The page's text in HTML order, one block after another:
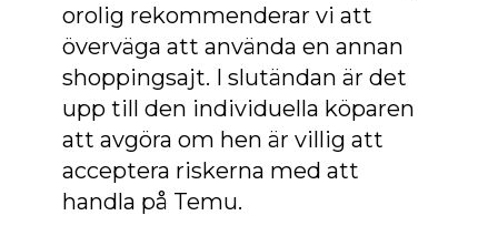
orolig rekommenderar vi att
överväga att använda en annan
shoppingsajt. I slutändan är det
upp till den individuella köparen
att avgöra om hen är villig att
acceptera riskerna med att
handla på Temu.